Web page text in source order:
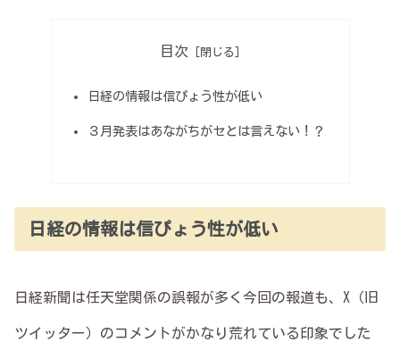
目次
日経の情報は信ぴょう性が低い
３月発表はあながちがセとは言えない！？
日経の情報は信ぴょう性が低い
日経新聞は任天堂関係の誤報が多く今回の報道も、X（旧
ツイッター）のコメントがかなり荒れている印象でした